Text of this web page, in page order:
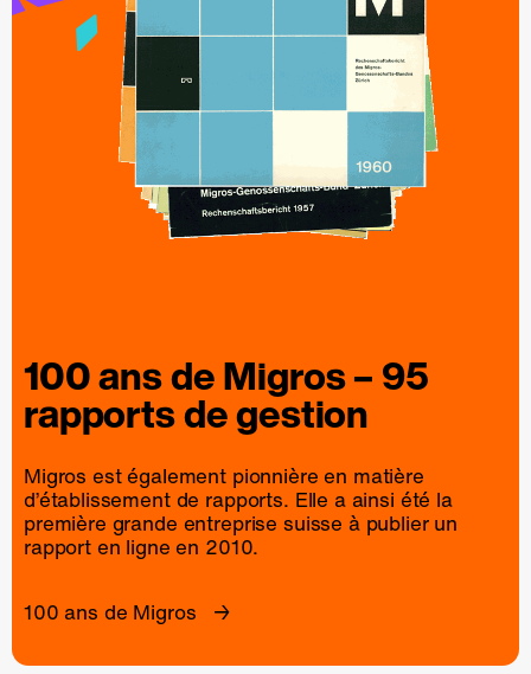
100 ans deMigros– 95
rapportsdegestion
Migros est également pionnière en matière
d’établissement de rapports. Elle a ainsi été la
première grande entreprise suisse à publier un
rapport en ligne en 2010.
100 ans de Migros